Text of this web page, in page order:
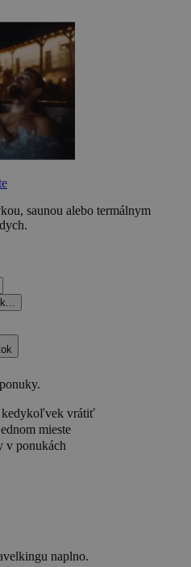
saunou alebo termálnym
kedykoľvek vrátiť
mieste
v ponukách
naplno.